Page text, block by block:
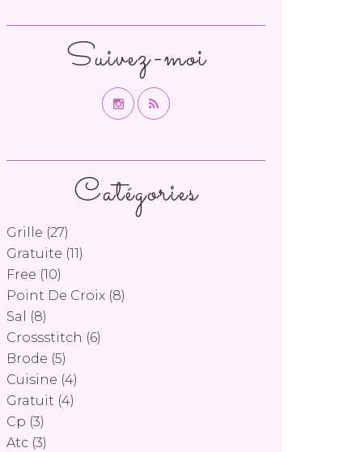
Catégories
Grille (27)
Gratuite (11)
Free (10)
Point De Croix (8)
Sal
(8)
Crossstitch (6)
Brode (5)
Cuisine (4)
Gratuit (4)
Cp (3)
Atc (3)
Suivez-moi